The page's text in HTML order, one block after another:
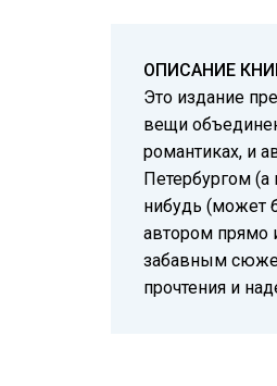
ОПИСАНИЕ
Это издание
вещи
романтиках, и
Петербургом (а
нибудь (может
автором прямо
забавным
прочтения и